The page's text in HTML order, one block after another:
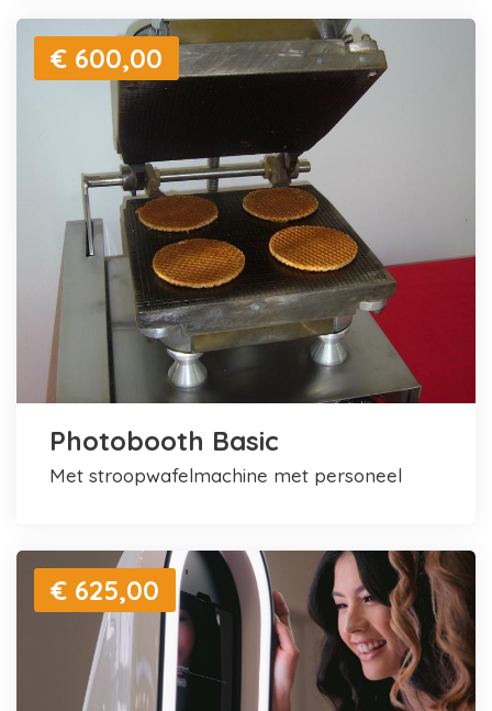
€ 600,00
Photobooth Basic
met stroopwafelmachine met personeel
€ 625,00